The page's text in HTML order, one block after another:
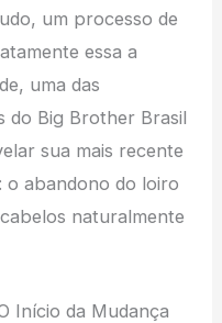
um processo de
essa a
uma das
do Big Brother Brasil
sua mais recente
abandono do loiro
naturalmente
Início da Mudança